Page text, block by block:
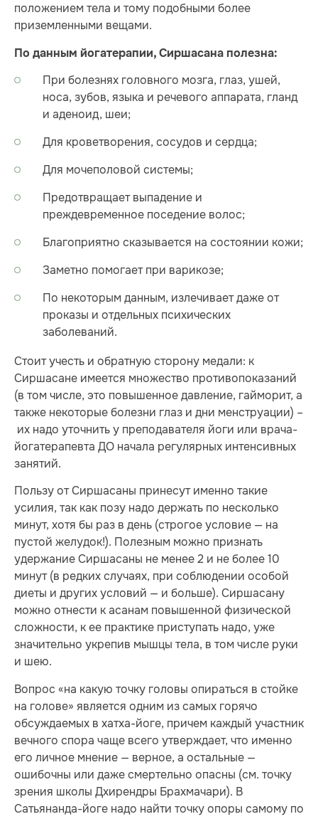
положением тела и тому подобными более
приземленными вещами.
По данным йогатерапии, Сиршасана полезна:
При болезнях головного мозга, глаз, ушей,
носа, зубов, языка и речевого аппарата, гланд
и аденоид, шеи;
Для кроветворения, сосудов и сердца;
Для мочеполовой системы;
Предотвращает выпадение и
преждевременное поседение волос;
Благоприятно сказывается на состоянии кожи;
Заметно помогает при варикозе;
По некоторым данным, излечивает даже от
проказы и отдельных психических
заболеваний.
Стоит учесть и обратную сторону медали: к
Сиршасане имеется множество противопоказаний
(в том числе, это повышенное давление, гайморит, а
также некоторые болезни глаз и дни менструации) –
их надо уточнить у преподавателя йоги или врача-
йогатерапевта ДО начала регулярных интенсивных
занятий.
Пользу от Сиршасаны принесут именно такие
усилия, так как позу надо держать по несколько
минут, хотя бы раз в день (строгое условие — на
пустой желудок!). Полезным можно признать
удержание Сиршасаны не менее 2 и не более 10
минут (в редких случаях, при соблюдении особой
диеты и других условий — и больше). Сиршасану
можно отнести к асанам повышенной физической
сложности, к ее практике приступать надо, уже
значительно укрепив мышцы тела, в том числе руки
и шею.
Вопрос «на какую точку головы опираться в стойке
на голове» является одним из самых горячо
обсуждаемых в хатха-йоге, причем каждый участник
вечного спора чаще всего утверждает, что именно
его личное мнение — верное, а остальные —
ошибочны или даже смертельно опасны (см. точку
зрения школы Дхирендры Брахмачари). В
Сатьянанда-йоге надо найти точку опоры самому по